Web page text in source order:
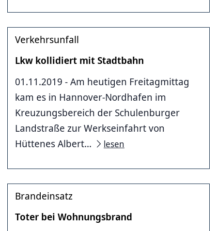
Verkehrsunfall
Lkw kollidiert mit Stadtbahn
01.11.2019 - Am heutigen Freitagmittag
kam es in Hannover-Nordhafen im
Kreuzungsbereich der Schulenburger
Landstraße zur Werkseinfahrt von
Hüttenes Albert...
lesen
Brandeinsatz
Toter bei Wohnungsbrand